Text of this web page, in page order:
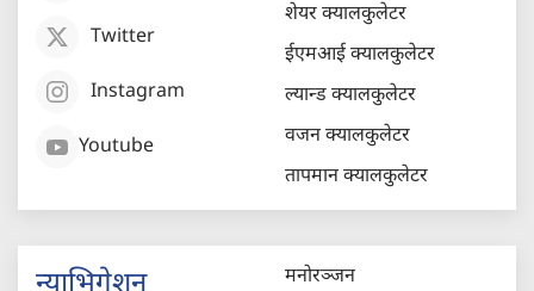
Twitter
Instagram
Youtube
शेयर क्यालकुलेटर
ईएमआई क्यालकुलेटर
ल्यान्ड क्यालकुलेटर
वजन क्यालकुलेटर
तापमान क्यालकुलेटर
मनोरञ्जन